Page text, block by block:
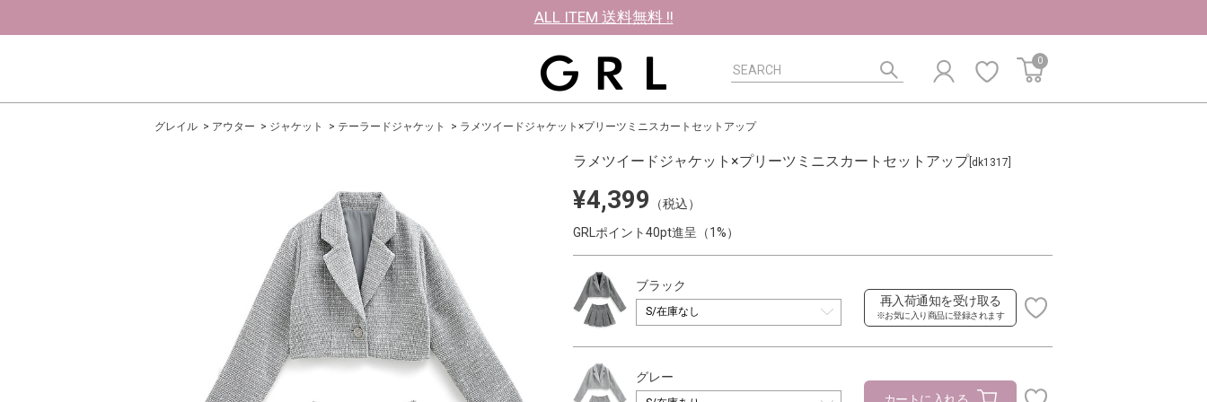
ALL ITEM 送料無料 !!
0
グレイル アウター ジャケット テーラードジャケット ラメツイードジャケット×プリーツミニスカートセットアップ
ラメツイードジャケット×プリーツミニスカートセットアップ [dk1317]
¥4,399
（税込）
GRLポイント40pt進呈（1%）
ブラック
再入荷通知を受け取る
※お気に入り商品に登録されます
グレー